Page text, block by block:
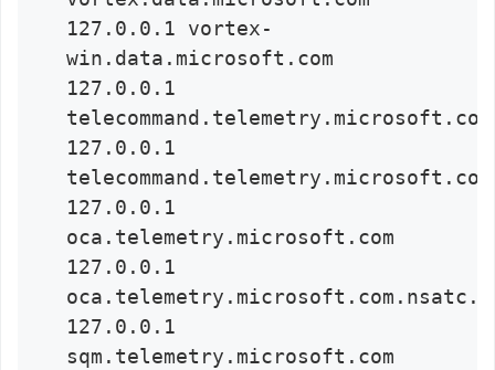
127.0.0.1 vortex-
win.data.microsoft.com
127.0.0.1
telecommand.telemetry.microsoft.com
127.0.0.1
127.0.0.1
oca.telemetry.microsoft.com
127.0.0.1
127.0.0.1
sqm.telemetry.microsoft.com